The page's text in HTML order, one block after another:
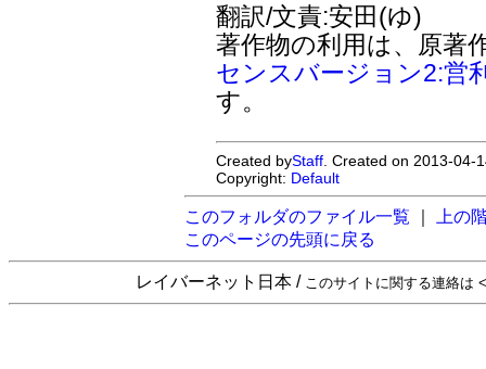
翻訳/文責:安田(ゆ)
著作物の利用は、原著
センスバージョン2:営
す。
Created byStaff . Created on 2013-
Copyright: Default
このフォルダのファイル一覧
上の
このページの先頭に戻る
レイバーネット日本 / このサイトに関する連絡は